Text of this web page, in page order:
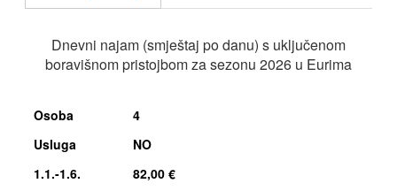
Dnevni najam (smještaj po danu) s uključenom
boravišnom pristojbom za sezonu 2026 u Eurima
Osoba
4
Usluga
NO
1.1.-1.6.
82,00 €